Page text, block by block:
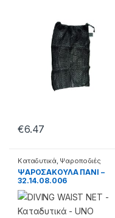
€6.47
Καταδυτικά, Ψαροποδιές
ΨΑΡΟΣΑΚΟΥΛΑ ΠΑΝΙ –
32.14.08.006